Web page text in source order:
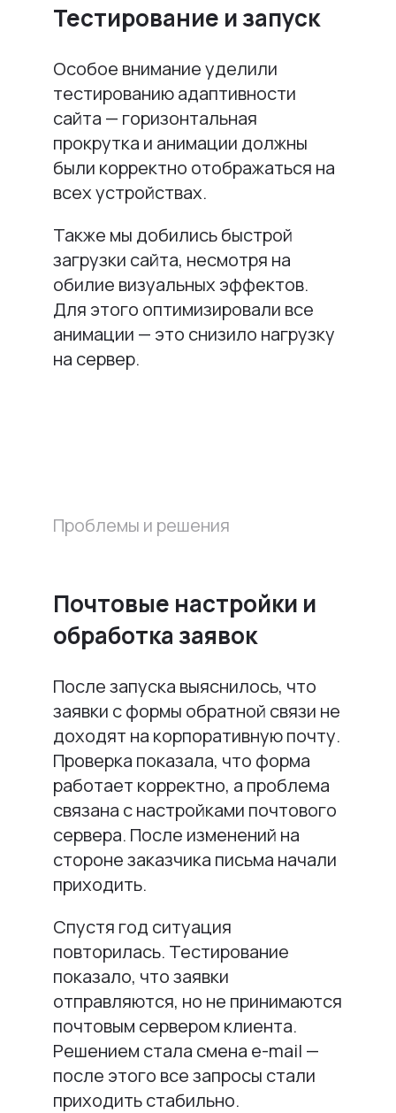
Тестирование и запуск
Особое внимание уделили
тестированию адаптивности
сайта — горизонтальная
прокрутка и анимации должны
были корректно отображаться на
всех устройствах.
Также мы добились быстрой
загрузки сайта, несмотря на
обилие визуальных эффектов.
Для этого оптимизировали все
анимации — это снизило нагрузку
на сервер.
Проблемы и решения
Почтовые настройки и
обработка заявок
После запуска выяснилось, что
заявки с формы обратной связи не
доходят на корпоративную почту.
Проверка показала, что форма
работает корректно, а проблема
связана с настройками почтового
сервера. После изменений на
стороне заказчика письма начали
приходить.
Спустя год ситуация
повторилась. Тестирование
показало, что заявки
отправляются, но не принимаются
почтовым сервером клиента.
Решением стала смена e-mail —
после этого все запросы стали
приходить стабильно.